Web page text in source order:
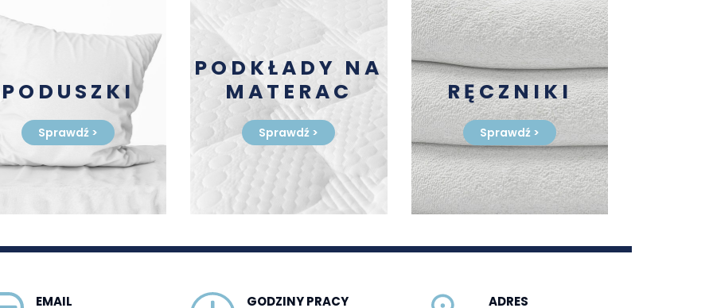
PODUSZKI
Sprawdź >
PODKŁADY NA
MATERAC
Sprawdź >
RĘCZNIKI
Sprawdź >
EMAIL GODZINY PRACY ADRES